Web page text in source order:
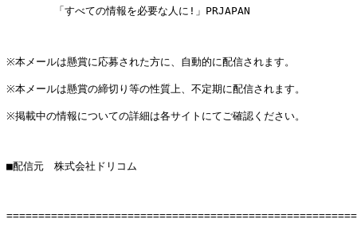
「すべての情報を必要な人に!」PRJAPAN
※本メールは懸賞に応募された方に、自動的に配信されます。
※本メールは懸賞の締切り等の性質上、不定期に配信されます。
※掲載中の情報についての詳細は各サイトにてご確認ください。
■配信元　株式会社ドリコム